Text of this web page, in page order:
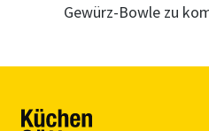
Gewürz-Bowle zu